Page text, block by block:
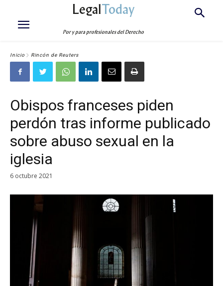
LegalToday
Por y para profesionales del Derecho
Inicio Rincón de Reuters
Obispos franceses piden
perdón tras informe publicado
sobre abuso sexual en la
iglesia
6 octubre 2021